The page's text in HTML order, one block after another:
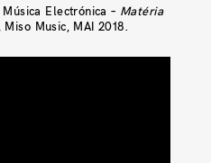
Electrónica – Matéria
Music, MAI 2018.